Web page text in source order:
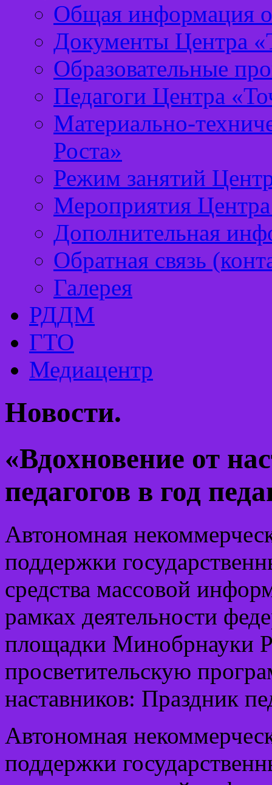
Общая информация о
Документы Центра
Образовательные
Педагоги Центра
Материально-
Роста»
Режим занятий
Мероприятия
Дополнительная
Обратная связь
Галерея
РДДМ
ГТО
Медиацентр
Новости.
«Вдохновение от
педагогов в год
Автономная
поддержки
средства массовой
рамках деятельности
площадки Минобрнауки
просветительскую
наставников: Праздник
Автономная
поддержки